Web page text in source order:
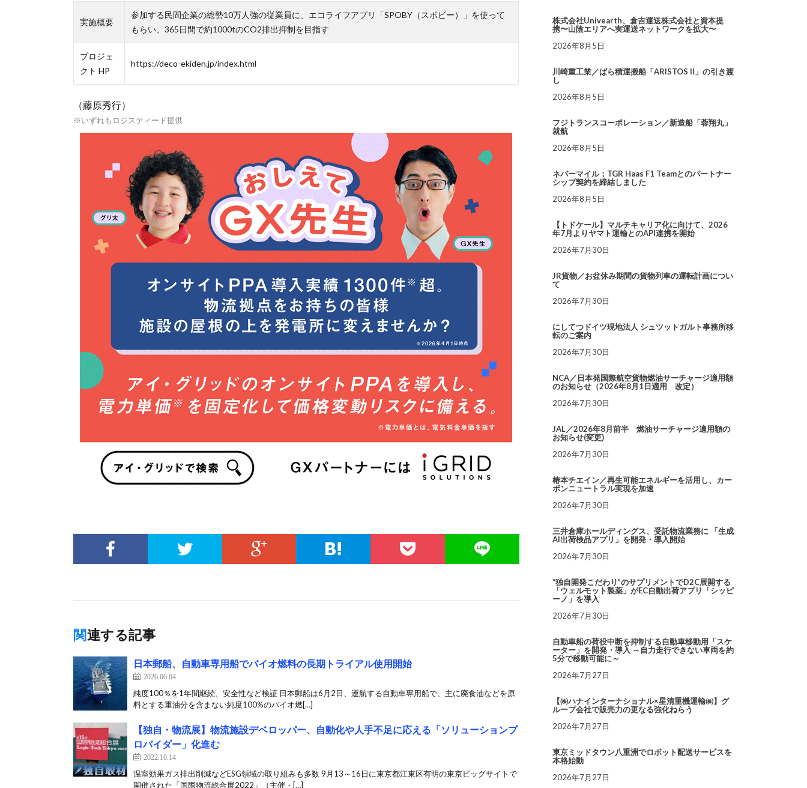
実施概要
参加する民間企業の総勢10万人強の従業員に、エコライフアプリ「SPOBY（スポビー）」を使って
もらい、365日間で約1000tのCO2排出抑制を目指す
プロジェ
クト HP
https://deco-ekiden.jp/index.html
（藤原秀行）
※いずれもロジスティード提供
関連する記事
日本郵船、自動車専用船でバイオ燃料の長期トライアル使用開始
2026.06.04
純度100％を1年間継続、安全性など検証 日本郵船は6月2日、運航する自動車専用船で、主に廃食油などを原
料とする重油分を含まない純度100%のバイオ燃[…]
【独自・物流展】物流施設デベロッパー、自動化や人手不足に応える「ソリューションプ
ロバイダー」化進む
2022.10.14
温室効果ガス排出削減などESG領域の取り組みも多数 9月13～16日に東京都江東区有明の東京ビッグサイトで
開催された「国際物流総合展2022」（主催・[…]
株式会社Univearth、倉吉運送株式会社と資本提
携〜山陰エリアへ実運送ネットワークを拡大〜
2026年8月5日
川崎重工業／ばら積運搬船「ARISTOS II」の引き渡
し
2026年8月5日
フジトランスコーポレーション／新造船「蓉翔丸」
就航
2026年8月5日
ネバーマイル：TGR Haas F1 Teamとのパートナー
シップ契約を締結しました
2026年8月5日
【トドケール】マルチキャリア化に向けて、2026
年7月よりヤマト運輸とのAPI連携を開始
2026年7月30日
JR貨物／お盆休み期間の貨物列車の運転計画につい
て
2026年7月30日
にしてつドイツ現地法人 シュツットガルト事務所移
転のご案内
2026年7月30日
NCA／日本発国際航空貨物燃油サーチャージ適用額
のお知らせ（2026年8月1日適用 改定）
2026年7月30日
JAL／2026年8月前半 燃油サーチャージ適用額の
お知らせ(変更)
2026年7月30日
椿本チエイン／再生可能エネルギーを活用し、カー
ボンニュートラル実現を加速
2026年7月30日
三井倉庫ホールディングス、受託物流業務に 「生成
AI出荷検品アプリ」を開発・導入開始
2026年7月30日
“独自開発こだわり”のサプリメントでD2C展開する
「ウェルモット製薬」がEC自動出荷アプリ「シッピ
ーノ」を導入
2026年7月30日
自動車船の荷役中断を抑制する自動車移動用「スケ
ーター」を開発・導入 ～自力走行できない車両を約
5分で移動可能に～
2026年7月27日
【㈱ハナインターナショナル×星清重機運輸㈱】グ
ループ会社で販売力の更なる強化ねらう
2026年7月27日
東京ミッドタウン八重洲でロボット配送サービスを
本格始動
2026年7月27日